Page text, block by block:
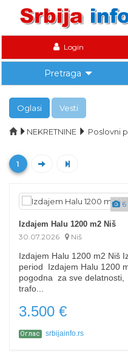
Login
Pretraga
Oglasi Vesti
NEKRETNINE Poslovni
1
6
Izdajem Halu 1200 m2 Niš
30.07.2026
Niš
Izdajem Halu 1200 m2 Niš
period Izdajem Halu 1200
pogodna za sve
trafo...
3.500 €
Оглас srbijainfo.rs